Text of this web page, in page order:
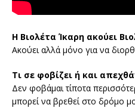
Η Βιολέτα Ίκαρη ακούει
Ακούει αλλά μόνο για να
Τι σε φοβίζει ή και
Δεν φοβάμαι τίποτα
μπορεί να βρεθεί στο δρόμο